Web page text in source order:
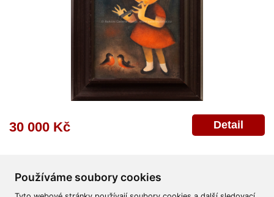
Používáme soubory cookies
30 000 Kč Detail